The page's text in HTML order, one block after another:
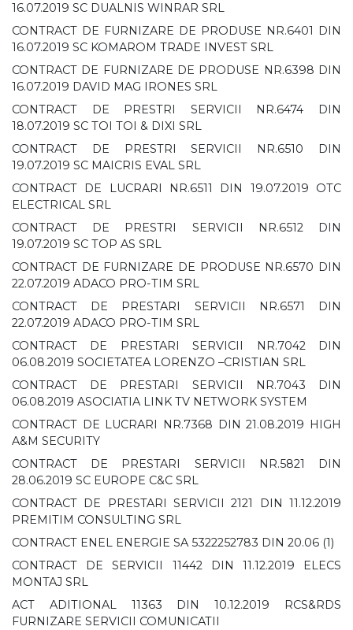
16.07.2019 SC DUALNIS WINRAR SRL
CONTRACT DE FURNIZARE DE PRODUSE NR.6401 DIN
16.07.2019 SC KOMAROM TRADE INVEST SRL
CONTRACT DE FURNIZARE DE PRODUSE NR.6398 DIN
16.07.2019 DAVID MAG IRONES SRL
CONTRACT DE PRESTRI SERVICII NR.6474 DIN
18.07.2019 SC TOI TOI & DIXI SRL
CONTRACT DE PRESTRI SERVICII NR.6510 DIN
19.07.2019 SC MAICRIS EVAL SRL
CONTRACT DE LUCRARI NR.6511 DIN 19.07.2019 OTC
ELECTRICAL SRL
CONTRACT DE PRESTRI SERVICII NR.6512 DIN
19.07.2019 SC TOP AS SRL
CONTRACT DE FURNIZARE DE PRODUSE NR.6570 DIN
22.07.2019 ADACO PRO-TIM SRL
CONTRACT DE PRESTARI SERVICII NR.6571 DIN
22.07.2019 ADACO PRO-TIM SRL
CONTRACT DE PRESTARI SERVICII NR.7042 DIN
06.08.2019 SOCIETATEA LORENZO –CRISTIAN SRL
CONTRACT DE PRESTARI SERVICII NR.7043 DIN
06.08.2019 ASOCIATIA LINK TV NETWORK SYSTEM
CONTRACT DE LUCRARI NR.7368 DIN 21.08.2019 HIGH
A&M SECURITY
CONTRACT DE PRESTARI SERVICII NR.5821 DIN
28.06.2019 SC EUROPE C&C SRL
CONTRACT DE PRESTARI SERVICII 2121 DIN 11.12.2019
PREMITIM CONSULTING SRL
CONTRACT ENEL ENERGIE SA 5322252783 DIN 20.06 (1)
CONTRACT DE SERVICII 11442 DIN 11.12.2019 ELECS
MONTAJ SRL
ACT ADITIONAL 11363 DIN 10.12.2019 RCS&RDS
FURNIZARE SERVICII COMUNICATII